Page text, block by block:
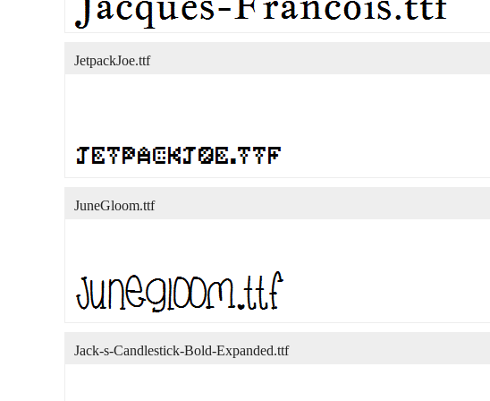
JetpackJoe.ttf
JuneGloom.ttf
Jack-s-Candlestick-Bold-Expanded.ttf